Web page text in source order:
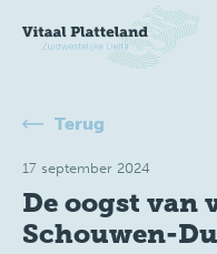
Terug
17 september 2024
De oogst van
Schouwen-